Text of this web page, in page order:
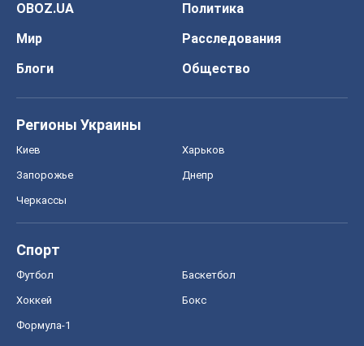
OBOZ.UA
Политика
Мир
Расследования
Блоги
Общество
Регионы Украины
Киев Харьков
Запорожье Днепр
Черкассы
Спорт
Футбол Баскетбол
Хоккей Бокс
Формула-1